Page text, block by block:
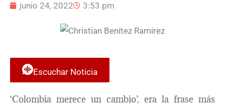
junio 24, 2022 3:53 pm
Escuchar Noticia
‘Colombia merece un cambio’, era la frase más